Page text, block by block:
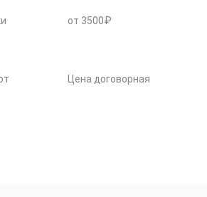
от 3500₽
Цена договорная